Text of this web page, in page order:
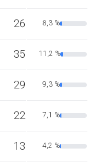
26 8,3 %
35 11,2 %
29 9,3 %
22 7,1 %
13 4,2 %